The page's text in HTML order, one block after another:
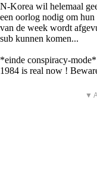
N-Korea wil helemaal
een oorlog nodig om
van de week wordt
sub kunnen komen...
*einde conspiracy-mode*
1984 is real now !
▼